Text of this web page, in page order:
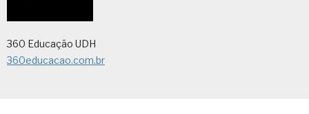
360 Educação UDH
360educacao.com.br